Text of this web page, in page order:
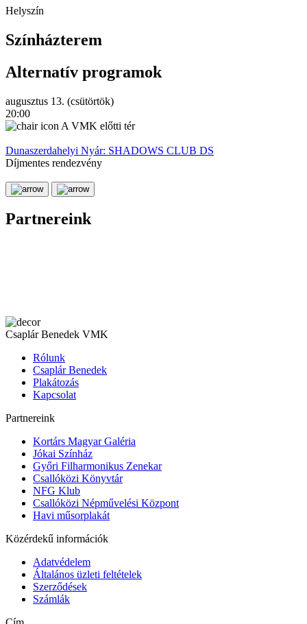
Helyszín
Színházterem
Alternatív programok
augusztus 13. (csütörtök)
20:00
A VMK előtti tér
Dunaszerdahelyi Nyár: SHADOWS CLUB DS
Díjmentes rendezvény
Partnereink
Csaplár Benedek VMK
Rólunk
Csaplár Benedek
Plakátozás
Kapcsolat
Partnereink
Kortárs Magyar Galéria
Jókai Színház
Győri Filharmonikus Zenekar
Csallóközi Könyvtár
NFG Klub
Csallóközi Népművelési Központ
Havi műsorplakát
Közérdekű információk
Adatvédelem
Általános üzleti feltételek
Szerződések
Számlák